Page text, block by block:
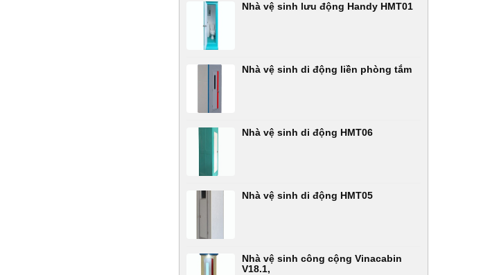
Nhà vệ sinh lưu động Handy HMT01
Nhà vệ sinh di động liền phòng tắm
Nhà vệ sinh di động HMT06
Nhà vệ sinh di động HMT05
Nhà vệ sinh công cộng Vinacabin
V18.1,